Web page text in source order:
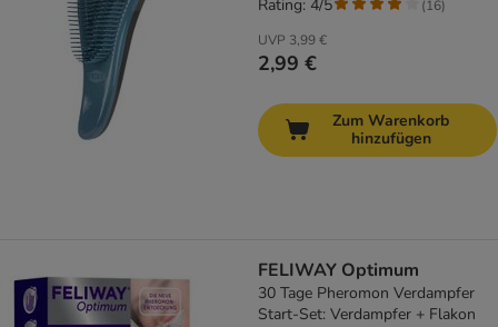
UVP 3,99 €
2,99 €
Rating: 4/5 (16)
Zum Warenkorb
hinzufügen
FELIWAY Optimum
30 Tage Pheromon Verdampfer
Start-Set: Verdampfer + Flakon